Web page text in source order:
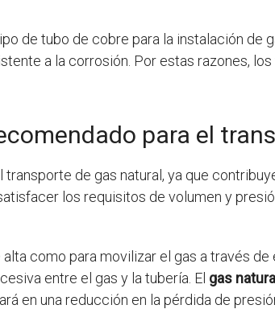
de tubo de cobre para la instalación de
a la corrosión. Por estas razones,
para el
de gas natural, ya que
los requisitos de volumen y
como para movilizar el gas a través de
entre el gas y la tubería. El gas
en una reducción en la pérdida de